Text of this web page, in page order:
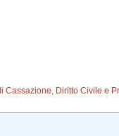
Cassazione, Diritto Civile e